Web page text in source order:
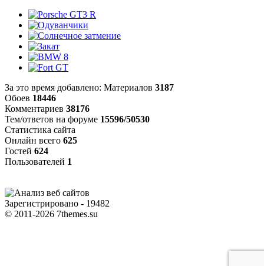
За это время добавлено: Материалов 3187
Обоев 18446
Комментариев 38176
Тем/ответов на форуме 15596/50530
Статистика сайта
Онлайн всего 625
Гостей 624
Пользователей 1
Зарегистрировано - 19482
© 2011-2026 7themes.su